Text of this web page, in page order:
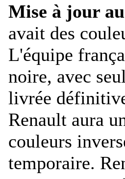
Mise à jour
avait des
L'équipe
noire, avec
livrée
Renault aura
couleurs
temporaire.